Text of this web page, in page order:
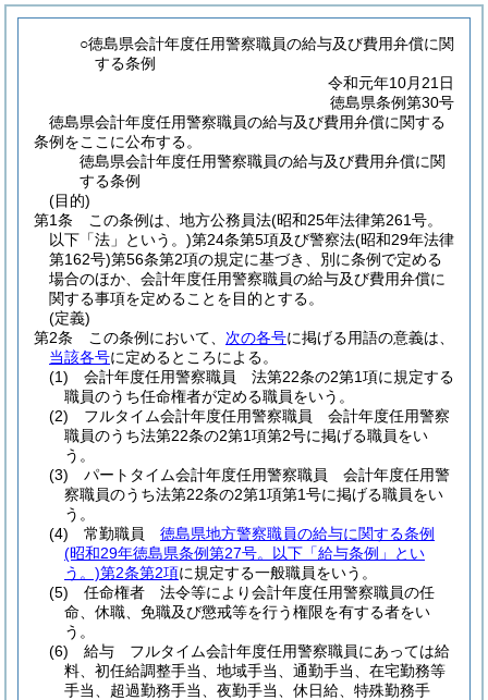
○徳島県会計年度任用警察職員の給与及び費用弁償に関
する条例
令和元年10月21日
徳島県条例第30号
徳島県会計年度任用警察職員の給与及び費用弁償に関する
条例をここに公布する。
徳島県会計年度任用警察職員の給与及び費用弁償に関
する条例
(目的)
第1条
この条例は、地方公務員法(昭和25年法律第261号。
以下「法」という。)第24条第5項及び警察法(昭和29年法律
第162号)第56条第2項の規定に基づき、別に条例で定める
場合のほか、会計年度任用警察職員の給与及び費用弁償に
関する事項を定めることを目的とする。
(定義)
第2条
この条例において、 次の各号に掲げる用語の意義は、
当該各号に定めるところによる。
(1)
会計年度任用警察職員 法第22条の2第1項に規定する
職員のうち任命権者が定める職員をいう。
(2)
フルタイム会計年度任用警察職員 会計年度任用警察
職員のうち法第22条の2第1項第2号に掲げる職員をい
う。
(3)
パートタイム会計年度任用警察職員 会計年度任用警
察職員のうち法第22条の2第1項第1号に掲げる職員をい
う。
(4)
常勤職員 徳島県地方警察職員の給与に関する条例
(昭和29年徳島県条例第27号。以下「給与条例」とい
う。)第2条第2項に規定する一般職員をいう。
(5)
任命権者 法令等により会計年度任用警察職員の任
命、休職、免職及び懲戒等を行う権限を有する者をい
う。
(6)
給与 フルタイム会計年度任用警察職員にあっては給
料、初任給調整手当、地域手当、通勤手当、在宅勤務等
手当、超過勤務手当、夜勤手当、休日給、特殊勤務手